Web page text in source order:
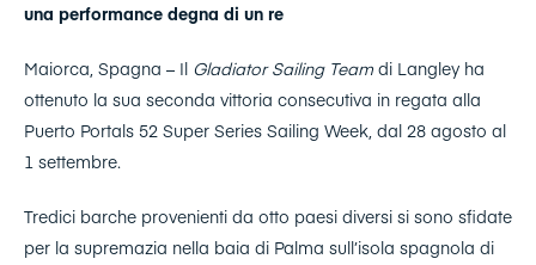
una performance degna di un re
Maiorca, Spagna – Il Gladiator Sailing Team di Langley ha
ottenuto la sua seconda vittoria consecutiva in regata alla
Puerto Portals 52 Super Series Sailing Week, dal 28 agosto al
1 settembre.
Tredici barche provenienti da otto paesi diversi si sono sfidate
per la supremazia nella baia di Palma sull’isola spagnola di